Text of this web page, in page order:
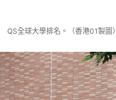
QS全球大學排名。（香港01製圖）